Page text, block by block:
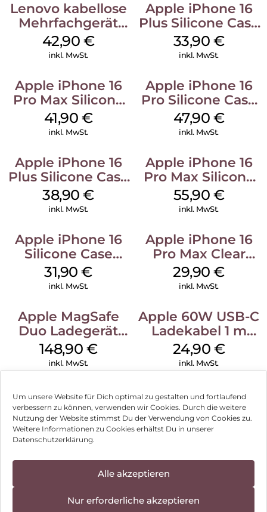
Um unsere Website für Dich optimal zu gestalten und fortlaufend
verbessern zu können, verwenden wir Cookies. Durch die weitere
Nutzung der Website stimmst Du der Verwendung von Cookies zu.
Weitere Informationen zu Cookies erhältst Du in unserer
Datenschutzerklärung.
Alle akzeptieren
Nur erforderliche akzeptieren
Lenovo kabellose
Mehrfachgerät
Luna Grey
42,90 €
inkl. MwSt.
Apple iPhone 16
Plus Silicone Case
MagSafe Lake
Green
33,90 €
inkl. MwSt.
Apple iPhone 16
Pro Max Silicone
Case MagSafe
Ultramarine
41,90 €
inkl. MwSt.
Apple iPhone 16
Pro Silicone Case
MagSafe Denim
47,90 €
inkl. MwSt.
Apple iPhone 16
Plus Silicone Case
MagSafe Denim
38,90€
inkl. MwSt.
Apple iPhone 16
Pro Max Silicone
Case MagSafe
Stone Gray
55,90 €
inkl. MwSt.
Apple iPhone 16
Silicone Case
MagSafe Fuchsia
31,90€
inkl. MwSt.
Apple iPhone 16
Pro Max Clear
Case MagSafe
Transparent
29,90€
inkl. MwSt.
Apple MagSafe
Duo Ladegerät
Weiß
148,90 €
inkl. MwSt.
Apple 60W USB-C
Ladekabel 1 m
Weiß
24,90 €
inkl. MwSt.
Impressum